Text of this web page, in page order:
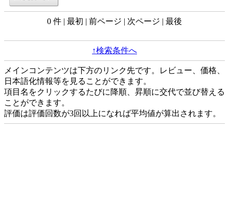
0 件 | 最初 | 前ページ | 次ページ | 最後
↑検索条件へ
メインコンテンツは下方のリンク先です。レビュー、価格、
日本語化情報等を見ることができます。
項目名をクリックするたびに降順、昇順に交代で並び替える
ことができます。
評価は評価回数が3回以上になれば平均値が算出されます。